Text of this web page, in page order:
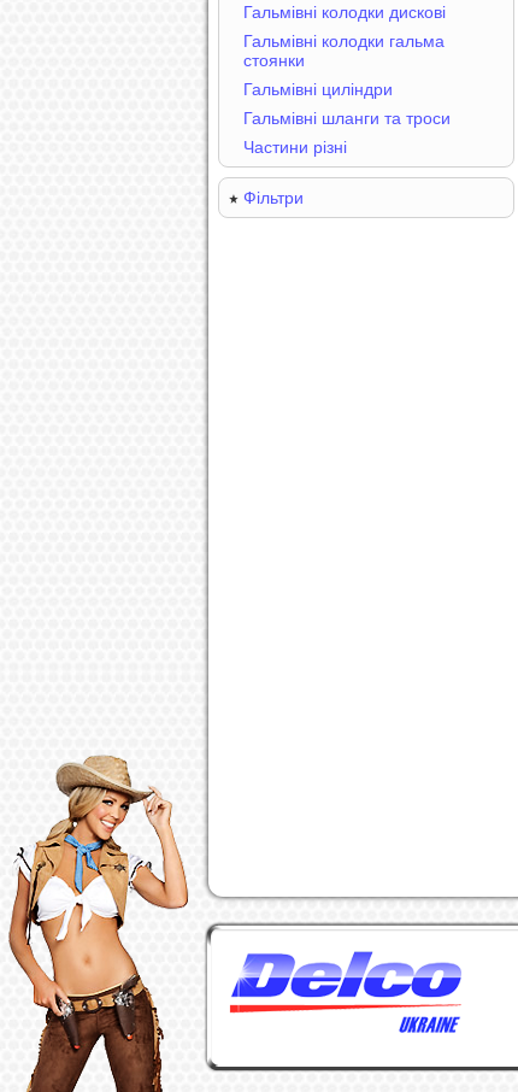
Гальмівні колодки дискові
Гальмівні колодки гальма
стоянки
Гальмівні циліндри
Гальмівні шланги та троси
Частини різні
Фільтри